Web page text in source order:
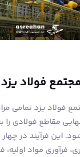
فولاد یزد
فولاد یزد تمامی
مقاطع فولادی
این فرآیند در
فرآوری مواد اولیه،